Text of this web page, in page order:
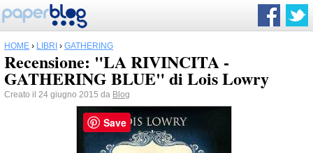
HOME › LIBRI › GATHERING
Recensione: "LA RIVINCITA -
GATHERING BLUE" di Lois Lowry
Creato il 24 giugno 2015 da Blog
Save